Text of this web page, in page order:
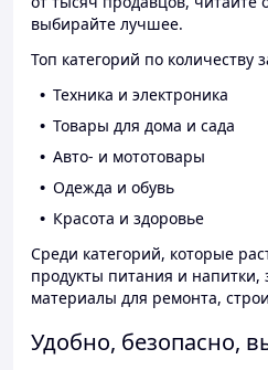
выбирайте лучшее.
Топ категорий по количеству
Техника и электроника
Товары для дома и сада
Авто- и мототовары
Одежда и обувь
Красота и здоровье
Среди категорий, которые
продукты питания и
материалы для ремонта,
Удобно, безопасно,